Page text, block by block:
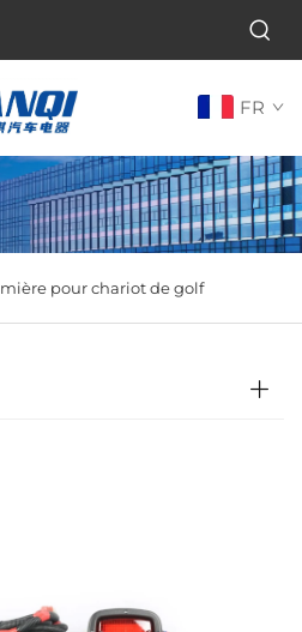
FR
pour chariot de golf